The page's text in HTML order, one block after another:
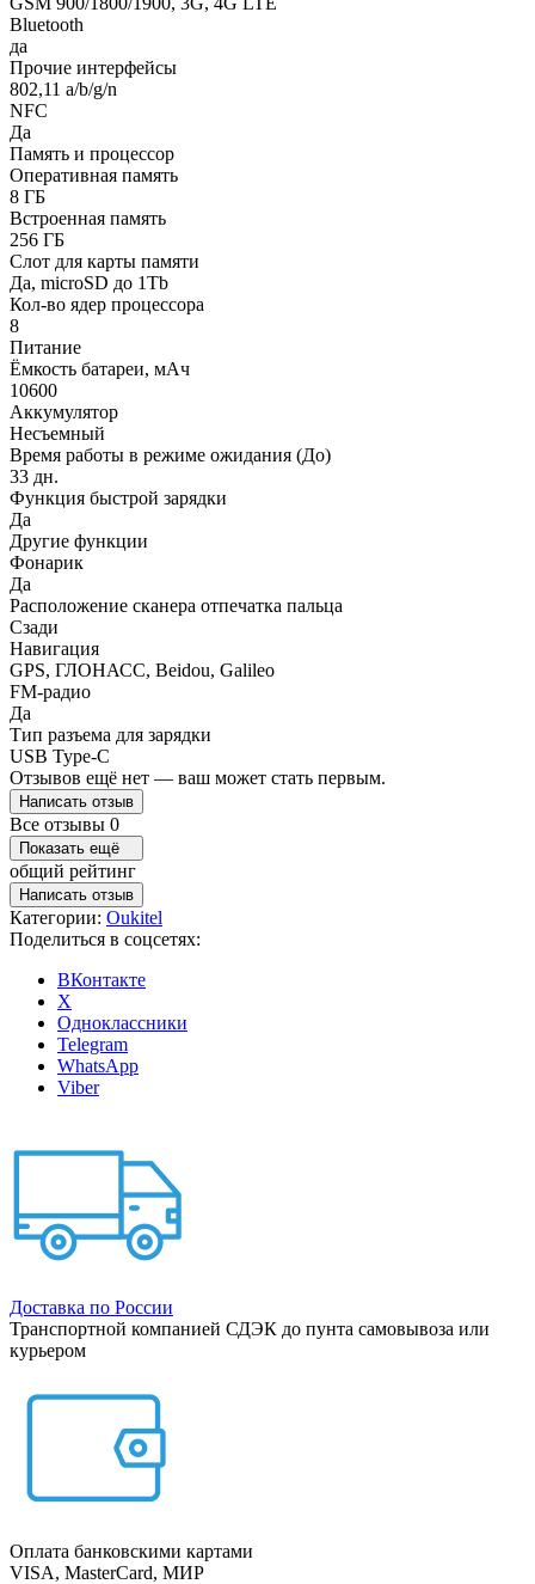
Bluetooth
да
Прочие интерфейсы
802,11 a/b/g/n
NFC
Да
Память и процессор
Оперативная память
8 ГБ
Встроенная память
256 ГБ
Слот для карты памяти
Да, microSD до 1Tb
Кол-во ядер процессора
8
Питание
Ёмкость батареи, мАч
10600
Аккумулятор
Несъемный
Время работы в режиме ожидания (До)
33 дн.
Функция быстрой зарядки
Да
Другие функции
Фонарик
Да
Расположение сканера отпечатка пальца
Сзади
Навигация
GPS, ГЛОНАСС, Beidou, Galileo
FM-радио
Да
Тип разъема для зарядки
USB Type-C
Отзывов ещё нет — ваш может стать первым.
Написать отзыв
Все отзывы 0
Показать ещё
общий рейтинг
Написать отзыв
Категории: Oukitel
Поделиться в соцсетях:
ВКонтакте
X
Одноклассники
Telegram
WhatsApp
Viber
Доставка по России
Транспортной компанией СДЭК до пунта самовывоза или
курьером
Оплата банковскими картами
VISA, MasterCard, МИР